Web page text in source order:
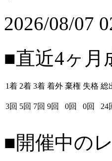
2026/08/07
■直近4ヶ月
1着 2着 3着 着外 棄権 失格 総
3回 5回 7回 9回 0回 0回 24
■開催中の